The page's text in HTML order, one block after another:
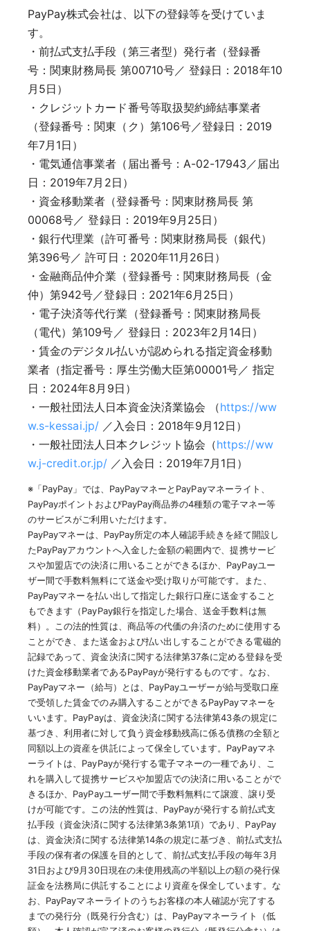
PayPay株式会社は、以下の登録等を受けていま
す。
・前払式支払手段（第三者型）発行者（登録番
号：関東財務局長 第00710号／ 登録日：2018年10
月5日）
・クレジットカード番号等取扱契約締結事業者
（登録番号：関東（ク）第106号／登録日：2019
年7月1日）
・電気通信事業者（届出番号：A-02-17943／届出
日：2019年7月2日）
・資金移動業者（登録番号：関東財務局長 第
00068号／ 登録日：2019年9月25日）
・銀行代理業（許可番号：関東財務局長（銀代）
第396号／ 許可日：2020年11月26日）
・金融商品仲介業（登録番号：関東財務局長（金
仲）第942号／登録日：2021年6月25日）
・電子決済等代行業（登録番号：関東財務局長
（電代）第109号／ 登録日：2023年2月14日）
・賃金のデジタル払いが認められる指定資金移動
業者（指定番号：厚生労働大臣第00001号／ 指定
日：2024年8月9日）
・一般社団法人日本資金決済業協会 （https://ww
w.s-kessai.jp/／入会日：2018年9月12日）
・一般社団法人日本クレジット協会（https://ww
w.j-credit.or.jp/ ／入会日：2019年7月1日）
※「PayPay」では、PayPayマネーとPayPayマネーライト、
PayPayポイントおよびPayPay商品券の4種類の電子マネー等
のサービスがご利用いただけます。
PayPayマネーは、PayPay所定の本人確認手続きを経て開設し
たPayPayアカウントへ入金した金額の範囲内で、提携サービ
スや加盟店での決済に用いることができるほか、PayPayユー
ザー間で手数料無料にて送金や受け取りが可能です。また、
PayPayマネーを払い出して指定した銀行口座に送金すること
もできます（PayPay銀行を指定した場合、送金手数料は無
料）。この法的性質は、商品等の代価の弁済のために使用する
ことができ、また送金および払い出しすることができる電磁的
記録であって、資金決済に関する法律第37条に定める登録を受
けた資金移動業者であるPayPayが発行するものです。なお、
PayPayマネー（給与）とは、PayPayユーザーが給与受取口座
で受領した賃金でのみ購入することができるPayPayマネーを
いいます。PayPayは、資金決済に関する法律第43条の規定に
基づき、利用者に対して負う資金移動残高に係る債務の全額と
同額以上の資産を供託によって保全しています。PayPayマネ
ーライトは、PayPayが発行する電子マネーの一種であり、こ
れを購入して提携サービスや加盟店での決済に用いることがで
きるほか、PayPayユーザー間で手数料無料にて譲渡、譲り受
けが可能です。この法的性質は、PayPayが発行する前払式支
払手段（資金決済に関する法律第3条第1項）であり、PayPay
は、資金決済に関する法律第14条の規定に基づき、前払式支払
手段の保有者の保護を目的として、前払式支払手段の毎年3月
31日および9月30日現在の未使用残高の半額以上の額の発行保
証金を法務局に供託することにより資産を保全しています。な
お、PayPayマネーライトのうちお客様の本人確認が完了する
までの発行分（既発行分含む）は、PayPayマネーライト（低